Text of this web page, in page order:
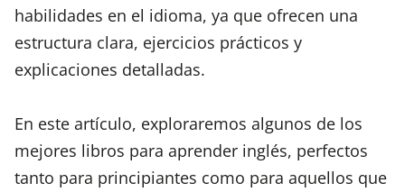
habilidades en el idioma, ya que ofrecen una
estructura clara, ejercicios prácticos y
explicaciones detalladas.
En este artículo, exploraremos algunos de los
mejores libros para aprender inglés, perfectos
tanto para principiantes como para aquellos que